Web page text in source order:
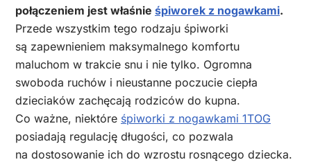
połączeniem jest właśnie śpiworek z nogawkami.
Przede wszystkim tego rodzaju śpiworki
są zapewnieniem maksymalnego komfortu
maluchom w trakcie snu i nie tylko. Ogromna
swoboda ruchów i nieustanne poczucie ciepła
dzieciaków zachęcają rodziców do kupna.
Co ważne, niektóre śpiworki z nogawkami 1TOG
posiadają regulację długości, co pozwala
na dostosowanie ich do wzrostu rosnącego dziecka.